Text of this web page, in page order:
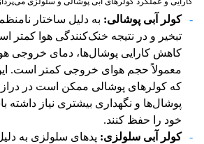
کولر آبی پوشالی: به دلیل ساختار
تبخیر و در نتیجه خنک‌کنندگی هوا
کاهش کارایی پوشال‌ها، دمای خروجی
معمولاً حجم هوای خروجی کمتر است.
که کولرهای پوشالی ممکن است در
پوشال‌ها و نگهداری بیشتری نیاز داشته
خود را حفظ کنند.
کولر آبی سلولزی: پدهای سلولزی به